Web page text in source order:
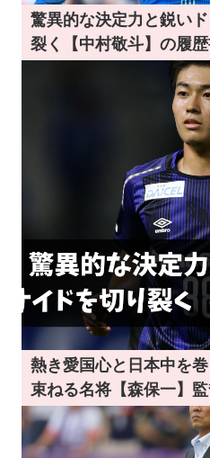
驚異的な決定力と鋭い
裂く【中村敬斗】の履
熱き愛国心と日本中を
束ねる名将【森保一】